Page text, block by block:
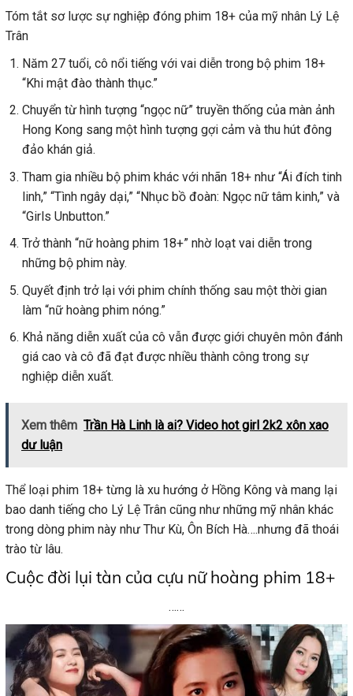
Tóm tắt sơ lược sự nghiệp đóng phim 18+ của mỹ nhân Lý Lệ
Trân
Năm 27 tuổi, cô nổi tiếng với vai diễn trong bộ phim 18+
“Khi mật đào thành thục.”
Chuyển từ hình tượng “ngọc nữ” truyền thống của màn ảnh
Hong Kong sang một hình tượng gợi cảm và thu hút đông
đảo khán giả.
Tham gia nhiều bộ phim khác với nhãn 18+ như “Ái đích tinh
linh,” “Tình ngây dại,” “Nhục bồ đoàn: Ngọc nữ tâm kinh,” và
“Girls Unbutton.”
Trở thành “nữ hoàng phim 18+” nhờ loạt vai diễn trong
những bộ phim này.
Quyết định trở lại với phim chính thống sau một thời gian
làm “nữ hoàng phim nóng.”
Khả năng diễn xuất của cô vẫn được giới chuyên môn đánh
giá cao và cô đã đạt được nhiều thành công trong sự
nghiệp diễn xuất.
Xem thêm Trần Hà Linh là ai? Video hot girl 2k2 xôn xao
dư luận
Thể loại phim 18+ từng là xu hướng ở Hồng Kông và mang lại
bao danh tiếng cho Lý Lệ Trân cũng như những mỹ nhân khác
trong dòng phim này như Thư Kù, Ôn Bích Hà….nhưng đã thoái
trào từ lâu.
Cuộc đời lụi tàn của cựu nữ hoàng phim 18+
……